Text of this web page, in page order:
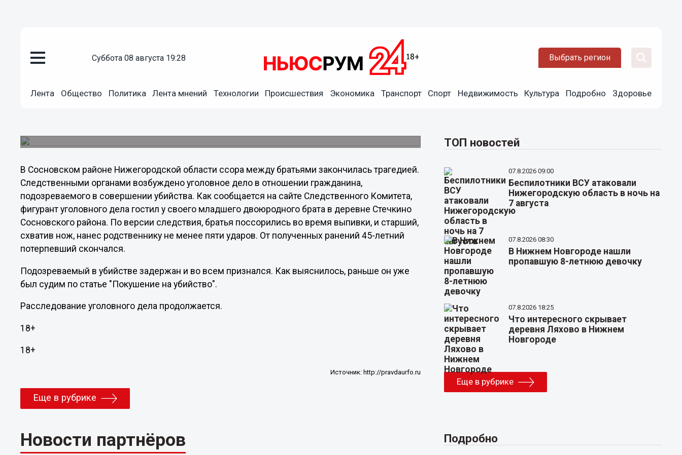
суббота 08 августа 19:28 Выбрать регион
Лента Общество Политика Лента мнений Технологии Происшествия Экономика Транспорт Спорт Недвижимость Культура Подробно Здоровье
12.09.201209:40
В Сосновском районе Нижегородской области ссора между братьями закончилась трагедией.
Следственными органами возбуждено уголовное дело в отношении гражданина,
подозреваемого в совершении убийства. Как сообщается на сайте Следственного Комитета,
фигурант уголовного дела гостил у своего младшего двоюродного брата в деревне Стечкино
Сосновского района. По версии следствия, братья поссорились во время выпивки, и старший,
схватив нож, нанес родственнику не менее пяти ударов. От полученных ранений 45-летний
потерпевший скончался.
Подозреваемый в убийстве задержан и во всем признался. Как выяснилось, раньше он уже
был судим по статье "Покушение на убийство".
Расследование уголовного дела продолжается.
18+
18+
Источник: http://pravdaurfo.ru
Еще в рубрике
Новости партнёров
ТОП новостей
07.8.2026 09:00
Беспилотники ВСУ атаковали
Нижегородскую область в ночь на
7 августа
07.8.2026 08:30
В Нижнем Новгороде нашли
пропавшую 8-летнюю девочку
07.8.2026 18:25
Что интересного скрывает
деревня Ляхово в Нижнем
Новгороде
Еще в рубрике
Подробно